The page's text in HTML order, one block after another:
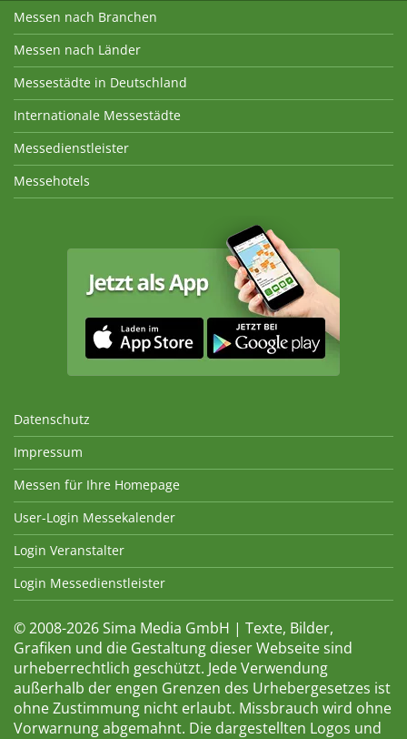
Messen nach Branchen
Messen nach Länder
Messestädte in Deutschland
Internationale Messestädte
Messedienstleister
Messehotels
Datenschutz
Impressum
Messen für Ihre Homepage
User-Login Messekalender
Login Veranstalter
Login Messedienstleister
© 2008-2026 Sima Media GmbH | Texte, Bilder,
Grafiken und die Gestaltung dieser Webseite sind
urheberrechtlich geschützt. Jede Verwendung
außerhalb der engen Grenzen des Urhebergesetzes ist
ohne Zustimmung nicht erlaubt. Missbrauch wird ohne
Vorwarnung abgemahnt. Die dargestellten Logos und